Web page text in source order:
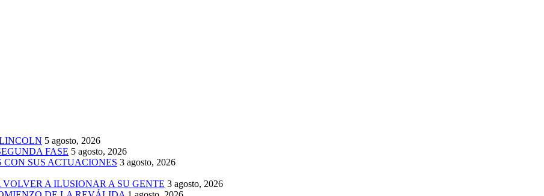
5 agosto, 2026
FASE 5 agosto, 2026
CON SUS ACTUACIONES 3 agosto, 2026
A ILUSIONAR A SU GENTE 3 agosto, 2026